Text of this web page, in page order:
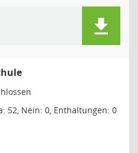
52, Nein: 0, Enthaltungen: 0